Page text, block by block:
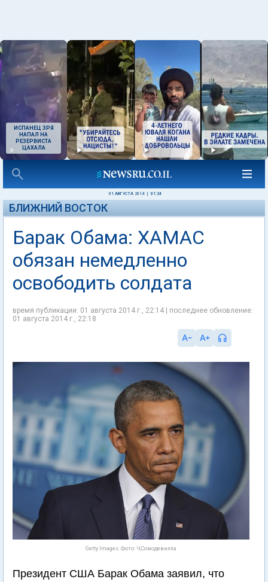
ИСПАНЕЦ ЗРЯ
НАПАЛ НА
РЕЗЕРВИСТА
ЦАХАЛА
01 АВГУСТА 2014 01:24
БЛИЖНИЙ ВОСТОК
Барак Обама: ХАМАС
обязан немедленно
освободить солдата
время публикации: 01 августа 2014 г., 22:14 | последнее обновление:
01 августа 2014 г., 22:18
Getty Images. Фото: Ч,Сомодевилла
Президент США Барак Обама заявил, что